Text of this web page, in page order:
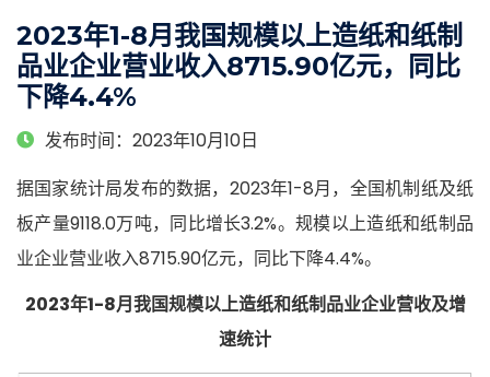
2023年1-8月我国规模以上造纸和纸制
品业企业营业收入8715.90亿元，同比
下降4.4%
发布时间：2023年10月10日
据国家统计局发布的数据，2023年1-8月，全国机制纸及纸
板产量9118.0万吨，同比增长3.2%。规模以上造纸和纸制品
业企业营业收入8715.90亿元，同比下降4.4%。
2023年1-8月我国规模以上造纸和纸制品业企业营收及增
速统计